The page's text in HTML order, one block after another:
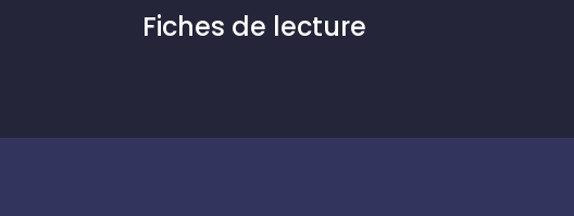
Fiches de lecture